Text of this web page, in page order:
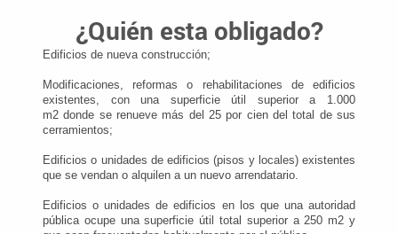
¿Quién esta obligado?
Edificios de nueva construcción;
Modificaciones, reformas o rehabilitaciones de edificios
existentes, con una superficie útil superior a 1.000
m2 donde se renueve más del 25 por cien del total de sus
cerramientos;
Edificios o unidades de edificios (pisos y locales) existentes
que se vendan o alquilen a un nuevo arrendatario.
Edificios o unidades de edificios en los que una autoridad
pública ocupe una superficie útil total superior a 250 m2 y